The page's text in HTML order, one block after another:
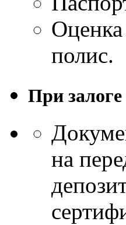
Оценка
полис.
При
на